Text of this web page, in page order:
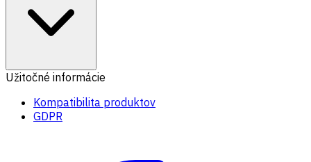
Užitočné informácie
Kompatibilita produktov
GDPR